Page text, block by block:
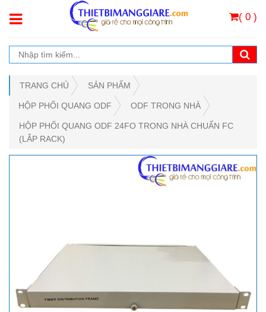
( 0 )
TRANG CHỦ SẢN PHẨM
HỘP PHỐI QUANG ODF ODF TRONG NHÀ
HỘP PHỐI QUANG ODF 24FO TRONG NHÀ CHUẨN FC
(LẮP RACK)